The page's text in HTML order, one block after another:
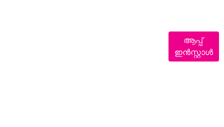
ആപ്പ്
ഇൻസ്റ്റാൾ